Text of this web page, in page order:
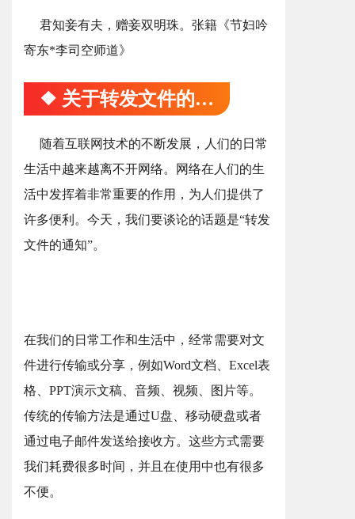
君知妾有夫，赠妾双明珠。张籍《节妇吟
寄东*李司空师道》
❖ 关于转发文件的通知
随着互联网技术的不断发展，人们的日常
生活中越来越离不开网络。网络在人们的生
活中发挥着非常重要的作用，为人们提供了
许多便利。今天，我们要谈论的话题是“转发
文件的通知”。
在我们的日常工作和生活中，经常需要对文
件进行传输或分享，例如Word文档、Excel表
格、PPT演示文稿、音频、视频、图片等。
传统的传输方法是通过U盘、移动硬盘或者
通过电子邮件发送给接收方。这些方式需要
我们耗费很多时间，并且在使用中也有很多
不便。